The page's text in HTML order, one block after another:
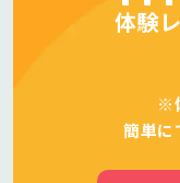
体験
※
簡単に